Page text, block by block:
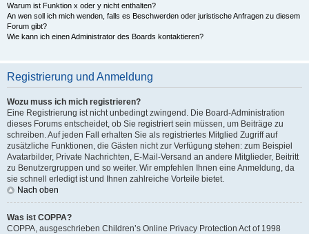
Warum ist Funktion x oder y nicht enthalten?
An wen soll ich mich wenden, falls es Beschwerden oder juristische Anfragen zu diesem
Forum gibt?
Wie kann ich einen Administrator des Boards kontaktieren?
Registrierung und Anmeldung
Wozu muss ich mich registrieren?
Eine Registrierung ist nicht unbedingt zwingend. Die Board-Administration
dieses Forums entscheidet, ob Sie registriert sein müssen, um Beiträge zu
schreiben. Auf jeden Fall erhalten Sie als registriertes Mitglied Zugriff auf
zusätzliche Funktionen, die Gästen nicht zur Verfügung stehen: zum Beispiel
Avatarbilder, Private Nachrichten, E-Mail-Versand an andere Mitglieder, Beitritt
zu Benutzergruppen und so weiter. Wir empfehlen Ihnen eine Anmeldung, da
sie schnell erledigt ist und Ihnen zahlreiche Vorteile bietet.
Nach oben
Was ist COPPA?
COPPA, ausgeschrieben Children’s Online Privacy Protection Act of 1998